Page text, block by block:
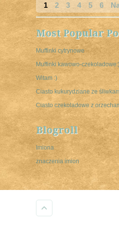
1 2 3 4 5 6
Most Popular
Muffinki cytrynowe
Muffinki kawowo-
Witam :)
Ciasto kukurydziane ze
Ciasto czekoladowe z
Blogroll
Imiona
znaczenia imion